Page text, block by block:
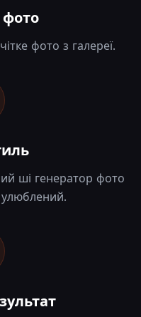
фото з галереї.
ші генератор фото